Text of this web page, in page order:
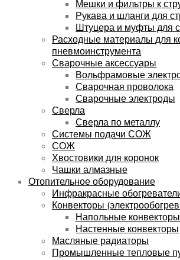
Мешки и фильтры к
Рукава и шланги для
Штуцера и муфты для
Расходные материалы для
пневмоинструмента
Сварочные аксессуары
Вольфрамовые
Сварочная проволока
Сварочные электроды
Сверла
Сверла по металлу
Системы подачи СОЖ
СОЖ
Хвостовики для коронок
Чашки алмазные
Отопительное оборудование
Инфракрасные
Конвекторы
Напольные конвекторы
Настенные конвекторы
Масляные радиаторы
Промышленные тепловые